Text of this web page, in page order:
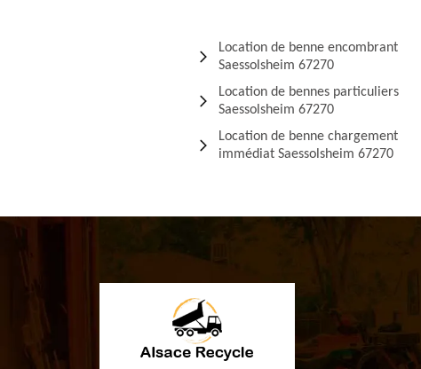
Location de benne encombrant
Saessolsheim 67270
Location de bennes particuliers
Saessolsheim 67270
Location de benne chargement
immédiat Saessolsheim 67270